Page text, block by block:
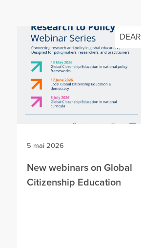
DEAR
5 mai 2026
New webinars on Global
Citizenship Education